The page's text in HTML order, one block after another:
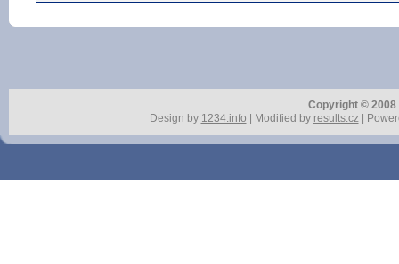
Copyright ©
Design by 1234.info | Modified by results.cz|